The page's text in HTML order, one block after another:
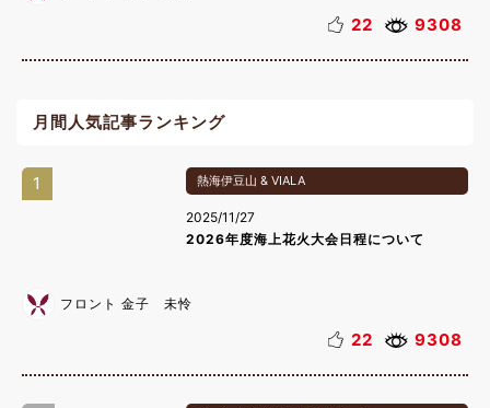
22 9308
月間人気記事ランキング
1 熱海伊豆山 & VIALA
2025/11/27
2026年度海上花火大会日程について
フロント 金子 未怜
22 9308